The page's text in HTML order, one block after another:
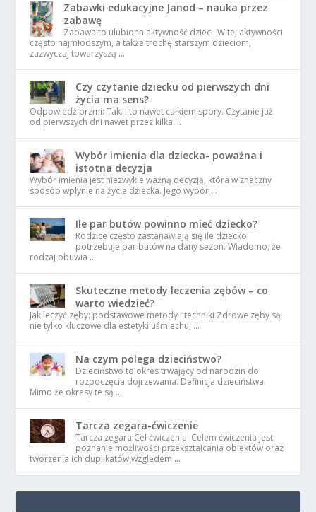
Zabawki edukacyjne Janod – nauka przez
zabawę
Zabawa to ulubiona aktywność dzieci. W tej aktywności
często najmłodszym, a także trochę starszym dzieciom,
zazwyczaj towarzyszą …
Czy czytanie dziecku od pierwszych dni
życia ma sens?
Odpowiedź brzmi: Tak. I to nawet całkiem spory. Czytanie już
od pierwszych dni nawet przez kilka …
Wybór imienia dla dziecka- poważna i
istotna decyzja
Wybór imienia jest niezwykle ważną decyzją, która w znaczny
sposób wpłynie na życie dziecka. Jego wybór …
Ile par butów powinno mieć dziecko?
Rodzice często zastanawiają się ile dziecko
potrzebuje par butów na dany sezon. Wiadomo, że
rodzaj obuwia …
Skuteczne metody leczenia zębów – co
warto wiedzieć?
Jak leczyć zęby: podstawowe metody i techniki Zdrowe zęby są
nie tylko kluczowe dla estetyki uśmiechu, …
Na czym polega dzieciństwo?
Dzieciństwo to okres trwający od narodzin do
rozpoczęcia dojrzewania. Definicja dzieciństwa.
Mimo że okresy te są …
Tarcza zegara-ćwiczenie
Tarcza zegara Cel ćwiczenia: Celem ćwiczenia jest
poznanie możliwości przekształcania obiektów oraz
tworzenia ich duplikatów względem …